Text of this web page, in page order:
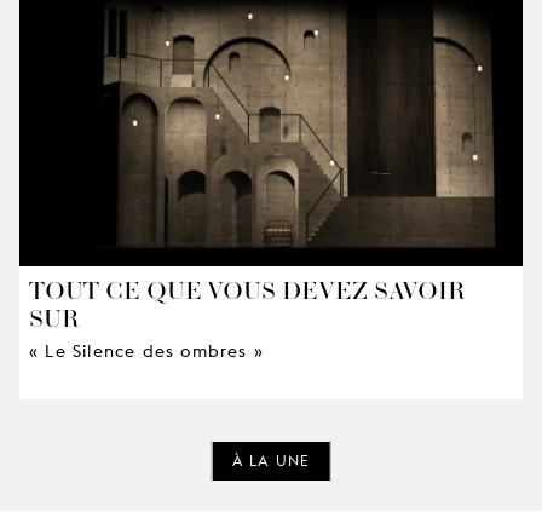
TOUT CE QUE VOUS DEVEZ SAVOIR
SUR
« Le Silence des ombres »
À LA UNE